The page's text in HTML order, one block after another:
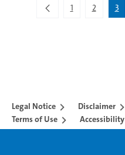
1 2 3
Legal Notice Disclaimer
Terms of Use
Accessibility